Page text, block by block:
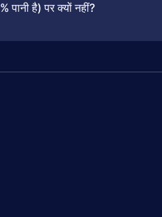
पानीहै)परक्योंनहीं?